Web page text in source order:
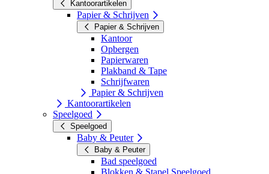
Kantoorartikelen
Papier & Schrijven
Papier & Schrijven
Kantoor
Opbergen
Papierwaren
Plakband & Tape
Schrijfwaren
Papier & Schrijven
Kantoorartikelen
Speelgoed
Speelgoed
Baby & Peuter
Baby & Peuter
Bad speelgoed
Blokken & Stapel Speelgoed